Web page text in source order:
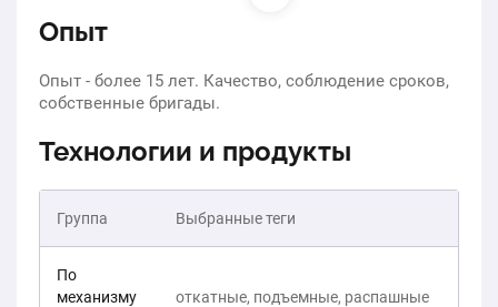
Опыт
Опыт - более 15 лет. Качество, соблюдение сроков,
собственные бригады.
Технологии и продукты
Группа Выбранные теги
По
механизму
откатные, подъемные, распашные